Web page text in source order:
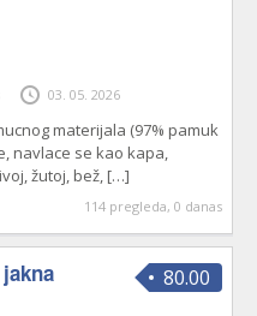
03. 05. 2026
materijala (97% pamuk
navlace se kao kapa,
žutoj, bež, […]
114 pregleda, 0 danas
80.00
jakna